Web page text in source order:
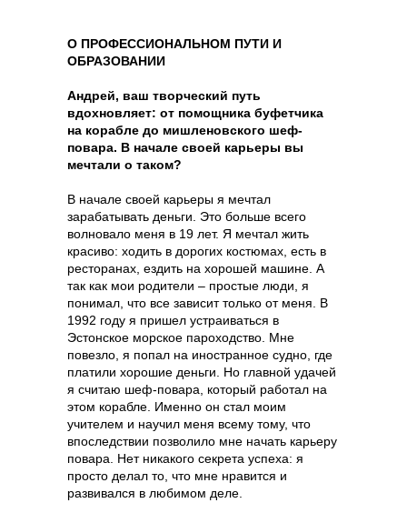
О ПРОФЕССИОНАЛЬНОМ ПУТИ И
ОБРАЗОВАНИИ
Андрей, ваш творческий путь
вдохновляет: от помощника буфетчика
на корабле до мишленовского шеф-
повара. В начале своей карьеры вы
мечтали о таком?
В начале своей карьеры я мечтал
зарабатывать деньги. Это больше всего
волновало меня в 19 лет. Я мечтал жить
красиво: ходить в дорогих костюмах, есть в
ресторанах, ездить на хорошей машине. А
так как мои родители – простые люди, я
понимал, что все зависит только от меня. В
1992 году я пришел устраиваться в
Эстонское морское пароходство. Мне
повезло, я попал на иностранное судно, где
платили хорошие деньги. Но главной удачей
я считаю шеф-повара, который работал на
этом корабле. Именно он стал моим
учителем и научил меня всему тому, что
впоследствии позволило мне начать карьеру
повара. Нет никакого секрета успеха: я
просто делал то, что мне нравится и
развивался в любимом деле.
GASTREET NIGHT SHOW
ПРОЖИВАНИЕ В ОТЕЛЕ 5*
200 000 Р
ИНДИВИДУАЛЬНЫЙ ТРАНСФЕР
GASTREET NIGHT SHOW
ПРОЖИВАНИЕ В ОТЕЛЕ 5*
VIP-ЛИНИЯ ПОДДЕРЖКИ
100 000 Р
ИНДИВИДУАЛЬНЫЙ ТРАНСФЕР
GASTREET NIGHT SHOW
ПРОЖИВАНИЕ В ОТЕЛЕ 5*
VIP-ЛИНИЯ ПОДДЕРЖКИ
45 000 Р
ИНДИВИДУАЛЬНЫЙ ТРАНСФЕР
GASTREET NIGHT SHOW
ПРОЖИВАНИЕ В ОТЕЛЕ 5*
VIP-ЛИНИЯ ПОДДЕРЖКИ
40 000 Р
ИНДИВИДУАЛЬНЫЙ ТРАНСФЕР